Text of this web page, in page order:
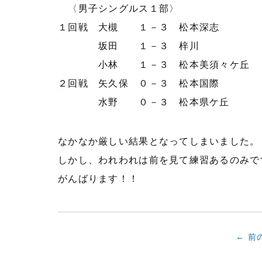
〈男子シングルス１部〉
１回戦 大槻 １－３ 松本深志
坂田 １－３ 梓川
小林 １－３ 松本美須々ケ丘
２回戦 矢久保 ０－３ 松本国際
水野 ０－３ 松本県ケ丘
なかなか厳しい結果となってしまいました。
しかし、われわれは前を見て練習あるのみで
がんばります！！
← 前